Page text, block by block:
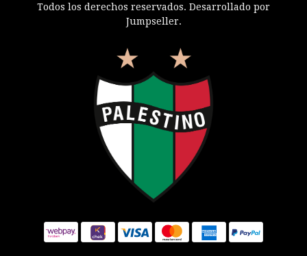
Todos los derechos reservados. Desarrollado por
Jumpseller.